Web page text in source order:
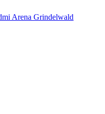
Arena Grindelwald